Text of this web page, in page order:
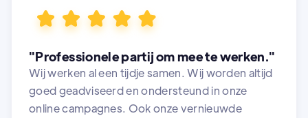
"Professionele partij om mee te werken."
Wij werken al een tijdje samen. Wij worden altijd
goed geadviseerd en ondersteund in onze
online campagnes. Ook onze vernieuwde